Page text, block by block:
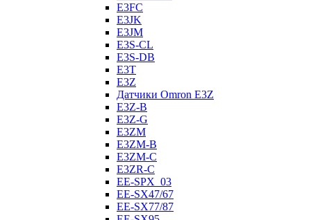
E3FC
E3JK
E3JM
E3S-CL
E3S-DB
E3T
E3Z
Датчики Omron E3Z
E3Z-B
E3Z-G
E3ZM
E3ZM-B
E3ZM-C
E3ZR-C
EE-SPX_03
EE-SX47/67
EE-SX77/87